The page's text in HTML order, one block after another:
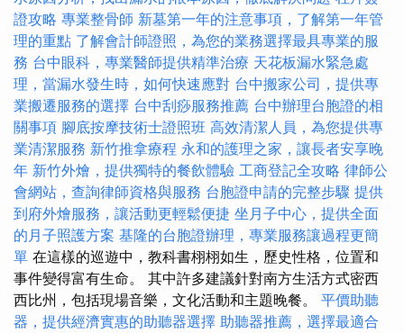
證攻略 專業整骨師 新墓第一年的注意事項，了解第一年管
理的重點 了解會計師證照，為您的業務選擇最具專業的服
務 台中眼科，專業醫師提供精準治療 天花板漏水緊急處
理，當漏水發生時，如何快速應對 台中搬家公司，提供專
業搬遷服務的選擇 台中刮痧服務推薦 台中辦理台胞證的相
關事項 腳底按摩技術士證照班 高效清潔人員，為您提供專
業清潔服務 新竹推拿療程 永和的護理之家，讓長者安享晚
年 新竹外燴，提供獨特的餐飲體驗 工商登記全攻略 律師公
會網站，查詢律師資格與服務 台胞證申請的完整步驟 提供
到府外燴服務，讓活動更輕鬆便捷 坐月子中心，提供全面
的月子照護方案 基隆的台胞證辦理，專業服務讓過程更簡
單 在這樣的巡遊中，教科書栩栩如生，歷史性格，位置和
事件變得富有生命。 其中許多建議針對南方生活方式密西
西比州，包括現場音樂，文化活動和主題晚餐。 平價助聽
器，提供經濟實惠的助聽器選擇 助聽器推薦，選擇最適合